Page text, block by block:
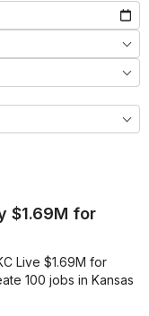
$1.69M for
Live $1.69M for
100 jobs in Kansas